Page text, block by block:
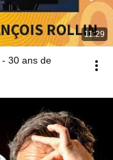
11:29
30 ans de